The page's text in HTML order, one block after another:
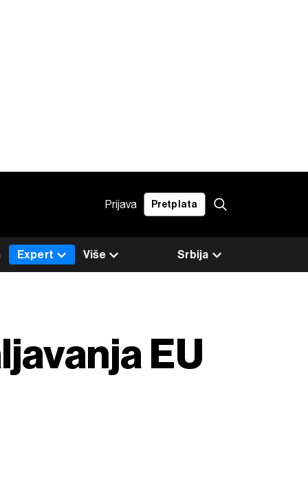
Prijava Pretplata
Srbija
Expert Više
EU